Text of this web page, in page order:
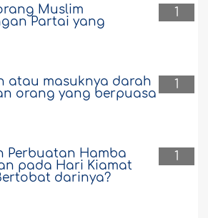
1
Muslim
Partai yang
1
atau masuknya darah
orang yang berpuasa
1
Perbuatan Hamba
pada Hari Kiamat
darinya?